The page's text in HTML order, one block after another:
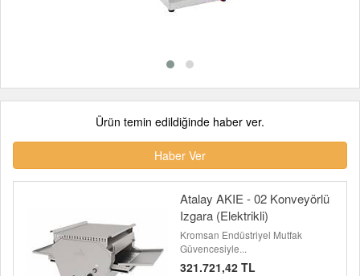
Ürün temin edildiğinde haber ver.
Haber Ver
Atalay AKIE - 02 Konveyörlü
Izgara (Elektrikli)
Kromsan Endüstriyel Mutfak
Güvencesiyle...
321.721,42 TL